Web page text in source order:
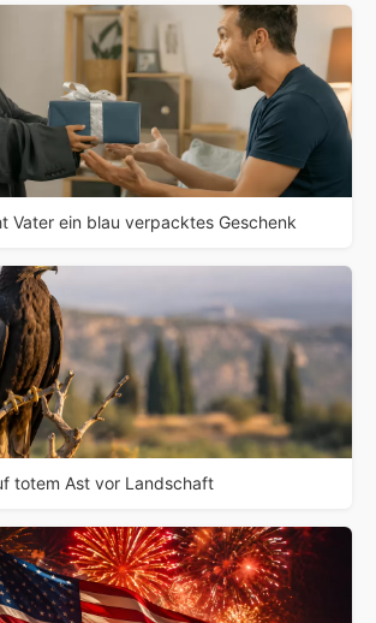
Vater ein blau verpacktes Geschenk
totem Ast vor Landschaft